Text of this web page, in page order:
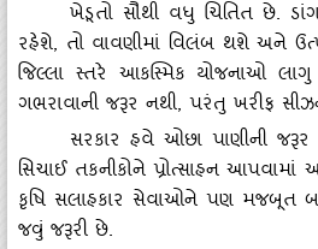
ખેડૂતો સૌથી વધુ ચિતિત છે.
રહેશે, તો વાવણીમાં વિલંબ થશે અને
જિલ્‍લા સ્‍તરે આકસ્‍મિક યોજનાઓ લાગુ
ગભરાવાની જરૂર નથી, પરંતુ ખરીફ
સરકાર હવે ઓછા પાણીની
સિચાઈ તકનીકોને પ્રોત્‍સાહન
કૃષિ સલાહકાર સેવાઓને પણ મજબૂત
જવું જરૂરી છે.